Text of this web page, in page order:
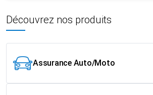
Découvrez nos produits
Assurance Auto/Moto